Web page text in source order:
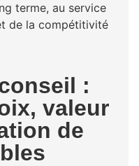
terme, au service
de la compétitivité
:
valeur
de